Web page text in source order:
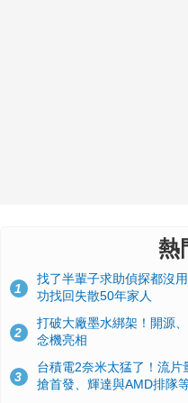
熱
1
找了半輩子求助偵探都沒
功找回失散50年家人
2
打破大廠墨水綁架！開源
念機亮相
3
台積電2奈米太猛了！流
搶首發、輝達與AMD排隊